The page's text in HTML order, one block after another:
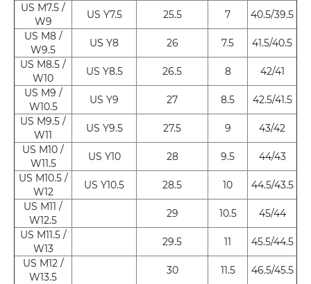
US M7.5 /
W9
US Y7.5 25.5 7
40.5/39.5
US M8 /
W9.5
US Y8 26 7.5
41.5/40.5
US M8.5 /
W10
US Y8.5 26.5 8
42/41
US M9 /
W10.5
US Y9 27 8.5
42.5/41.5
US M9.5 /
W11
US Y9.5 27.5 9
43/42
US M10 /
W11.5
US Y10 28 9.5
44/43
US M10.5 /
W12
US Y10.5 28.5 10
44.5/43.5
US M11 /
W12.5
29 10.5
45/44
US M11.5 /
W13
29.5 11
45.5/44.5
US M12 /
W13.5
30 11.5
46.5/45.5